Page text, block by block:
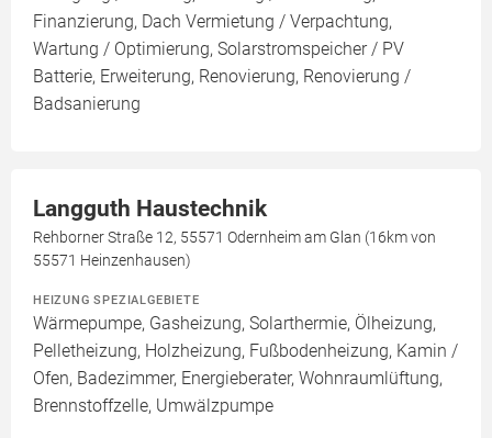
Finanzierung, Dach Vermietung / Verpachtung,
Wartung / Optimierung, Solarstromspeicher / PV
Batterie, Erweiterung, Renovierung, Renovierung /
Badsanierung
Langguth Haustechnik
Rehborner Straße 12, 55571 Odernheim am Glan (16km von
55571 Heinzenhausen)
HEIZUNG SPEZIALGEBIETE
Wärmepumpe, Gasheizung, Solarthermie, Ölheizung,
Pelletheizung, Holzheizung, Fußbodenheizung, Kamin /
Ofen, Badezimmer, Energieberater, Wohnraumlüftung,
Brennstoffzelle, Umwälzpumpe